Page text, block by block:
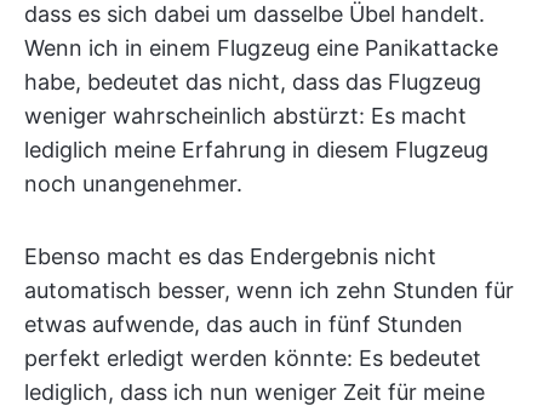
dass es sich dabei um dasselbe Übel handelt.
Wenn ich in einem Flugzeug eine Panikattacke
habe, bedeutet das nicht, dass das Flugzeug
weniger wahrscheinlich abstürzt: Es macht
lediglich meine Erfahrung in diesem Flugzeug
noch unangenehmer.
Ebenso macht es das Endergebnis nicht
automatisch besser, wenn ich zehn Stunden für
etwas aufwende, das auch in fünf Stunden
perfekt erledigt werden könnte: Es bedeutet
lediglich, dass ich nun weniger Zeit für meine